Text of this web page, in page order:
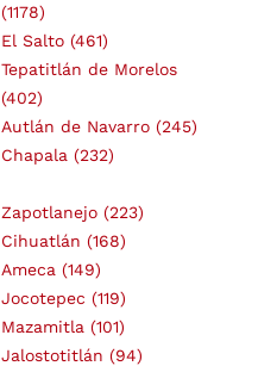
(1178)
El Salto (461)
Tepatitlán de Morelos
(402)
Autlán de Navarro (245)
Chapala (232)
Zapotlanejo (223)
Cihuatlán (168)
Ameca (149)
Jocotepec (119)
Mazamitla (101)
Jalostotitlán (94)